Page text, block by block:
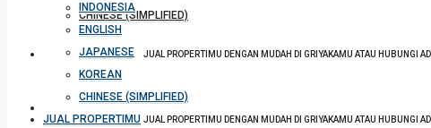
CHINESE (SIMPLIFIED)
JUAL PROPERTIMU JUAL PROPERTIMU DENGAN MUDAH DI GRIYAKAMU ATAU HUBUNGI
BUAT IKLAN
INDONESIA
ENGLISH
JAPANESE
KOREAN
CHINESE (SIMPLIFIED)
JUAL PROPERTIMU JUAL PROPERTIMU DENGAN MUDAH DI GRIYAKAMU ATAU HUBUNGI